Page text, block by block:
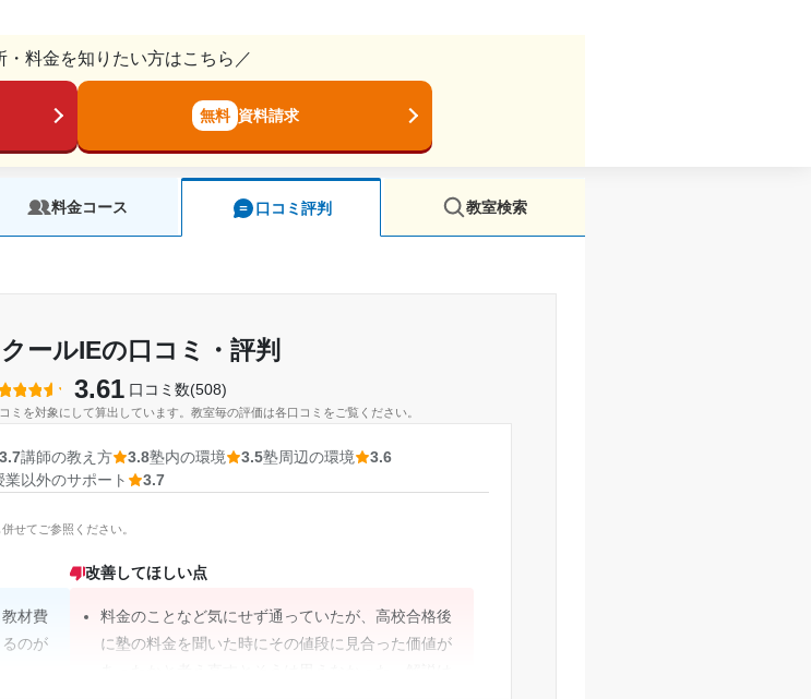
・料金を知りたい方はこちら／
無料 資料請求
料金コース 口コミ評判 教室検索
ールIEの口コミ・評判
3.61 口コミ数(508)
を対象にして算出しています。教室毎の評価は各口コミをご覧ください。
3.7講師の教え方 3.8塾内の環境 3.5塾周辺の環境
3.6
業以外のサポート
3.7
せてご参照ください。
材費
のが
改善してほしい点
料金のことなど気にせず通っていたが、高校合格後
に塾の料金を聞いた時にその値段に見合った価値が